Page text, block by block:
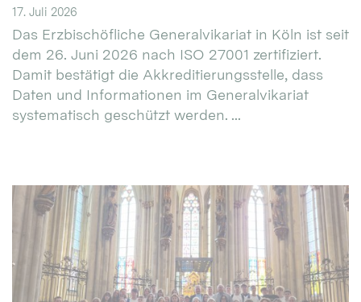
17. Juli 2026
Das Erzbischöfliche Generalvikariat in Köln ist seit
dem 26. Juni 2026 nach ISO 27001 zertifiziert.
Damit bestätigt die Akkreditierungsstelle, dass
Daten und Informationen im Generalvikariat
systematisch geschützt werden. ...